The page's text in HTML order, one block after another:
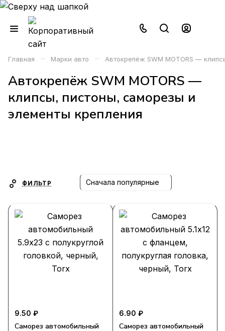
Главная – Марки авто – Автокрепёж SWM MOTORS —
Автокрепёж SWM MOTORS —
клипсы, пистоны, саморезы и
элементы крепления
ФИЛЬТР Сначала популярные
9.50 ₽
Саморез автомобильный
6.90 ₽
Саморез автомобильный